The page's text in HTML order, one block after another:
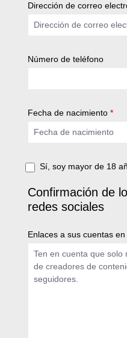
Dirección de correo
Número de teléfono
Fecha de nacimiento *
Sí, soy mayor de 18
Confirmación de
redes sociales
Enlaces a sus cuentas